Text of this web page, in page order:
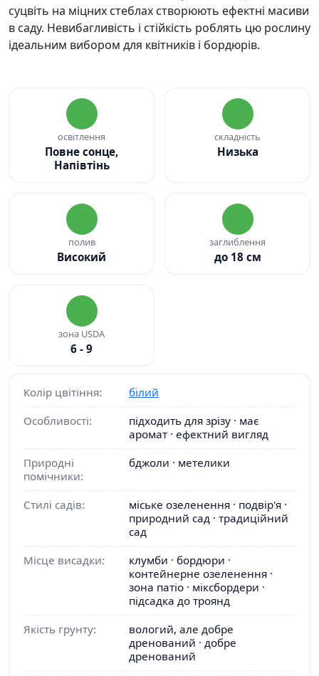
суцвіть на міцних стеблах створюють ефектні масиви
в саду. Невибагливість і стійкість роблять цю рослину
ідеальним вибором для квітників і бордюрів.
освітлення
Повне сонце,
Напівтінь
складність
Низька
полив
Високий
заглиблення
до 18 см
зона USDA
6 - 9
Колір цвітіння:
білий
Особливості:
підходить для зрізу · має
аромат · ефектний вигляд
Природні
помічники:
бджоли · метелики
Стилі садів:
міське озеленення · подвір'я ·
природний сад · традиційний
сад
Місце висадки:
клумби · бордюри ·
контейнерне озеленення ·
зона патіо · міксбордери ·
підсадка до троянд
Якість грунту:
вологий, але добре
дренований · добре
дренований